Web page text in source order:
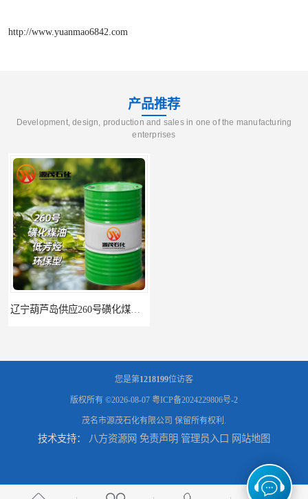
http://www.yuanmao6842.com
产品推荐
Development, design, production and sales in one of the manufacturing
enterprises
您是第1218199位访客
版权所有 ©2026-08-07 粤ICP备2024229806号-2
茂名市源茂石化有限公司 保留所有权利.
技术支持： 八方资源网 免责声明 管理员入口 网站地图